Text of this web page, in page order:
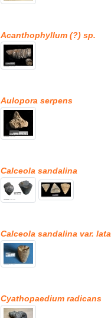
Acanthophyllum (?) sp.
Aulopora serpens
Calceola sandalina
Calceola sandalina var. lata
Cyathopaedium radicans